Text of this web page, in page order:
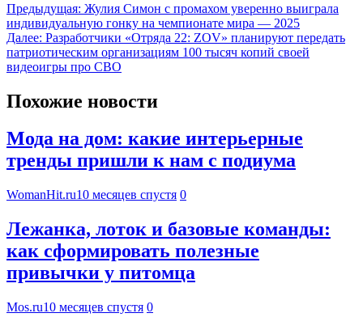
Предыдущая: Жулия Симон с промахом уверенно выиграла
индивидуальную гонку на чемпионате мира — 2025
Далее: Разработчики «Отряда 22: ZOV» планируют передать
патриотическим организациям 100 тысяч копий своей
видеоигры про СВО
Похожие новости
Мода на дом: какие интерьерные
тренды пришли к нам с подиума
WomanHit.ru10 месяцев спустя 0
Лежанка, лоток и базовые команды:
как сформировать полезные
привычки у питомца
Mos.ru10 месяцев спустя 0